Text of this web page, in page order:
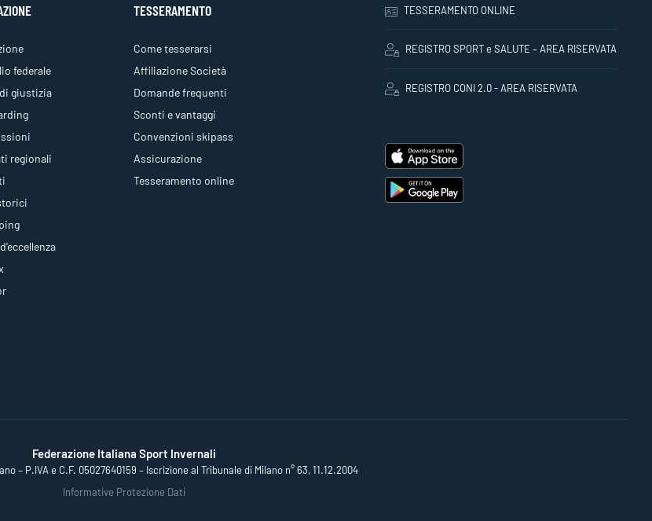
federale
giustizia
regionali
TESSERAMENTO
Come tesserarsi
Affiliazione Società
Domande frequenti
Sconti e vantaggi
Convenzioni skipass
Assicurazione
Tesseramento online
TESSERAMENTO ONLINE
REGISTRO SPORT e SALUTE – AREA RISERVATA
REGISTRO CONI 2.0 - AREA RISERVATA
Federazione Italiana Sport Invernali
– P.IVA e C.F. 05027640159 – Iscrizione al Tribunale di Milano n° 63, 11.12.2004
Informative Protezione Dati